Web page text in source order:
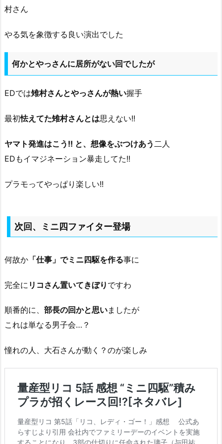
村さん
やる気を象徴する良い演出でした
何かとやっさんに居所がない回でしたが
EDでは雉村さんとやっさんが熱い握手
最初怯えてた雉村さんとは思えない!!
ヤマト発進はこう!! と、想像をぶつけあう二人
EDもイマジネーション暴走してた!!
プラモってやっぱり楽しい!!
次回、ミニ四ファイター登場
何故か 「仕事」でミニ四駆を作る事に
完全に リコさん置いてきぼり ですわ
順番的に、 部長の回かと思いましたが
これは単なる男子会…？
憧れの人、大石さんが動く？のが楽しみ